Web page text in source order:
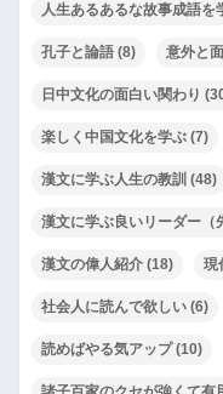
人生あるあるな故事成語を
孔子と論語 (8) 意外と
日中文化の面白い関わり
楽しく中国文化を学ぶ (7)
漢文に学ぶ人生の教訓 (48)
漢文に学ぶ良いリーダー（
漢文の偉人紹介 (18) 現
社会人に読んで欲しい (6)
読めばやる気アップ(10)